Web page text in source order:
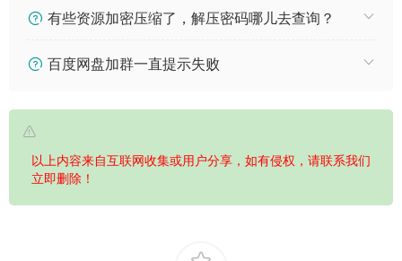
有些资源加密压缩了，解压密码哪儿去查询？
百度网盘加群一直提示失败
以上内容来自互联网收集或用户分享，如有侵权，请联系我们
立即删除！